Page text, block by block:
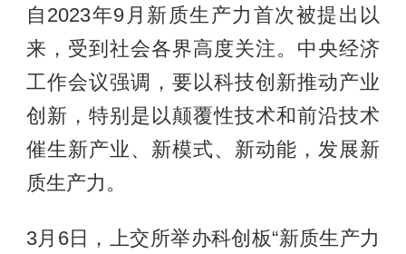
自2023年9月新质生产力首次被提出以
来，受到社会各界高度关注。中央经济
工作会议强调，要以科技创新推动产业
创新，特别是以颠覆性技术和前沿技术
催生新产业、新模式、新动能，发展新
质生产力。
3月6日，上交所举办科创板“新质生产力